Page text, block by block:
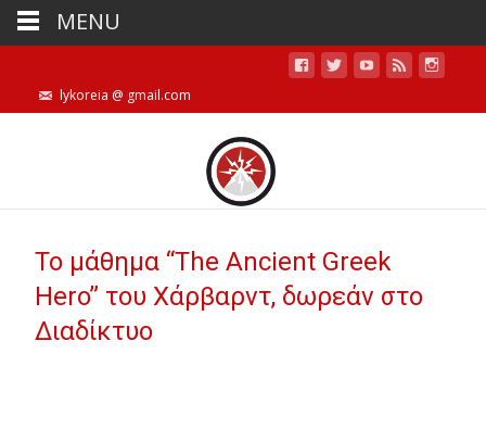
lykoreia @ gmail.com
Το μάθημα “The Ancient Greek
Hero” του Χάρβαρντ, δωρεάν στο
Διαδίκτυο
MENU